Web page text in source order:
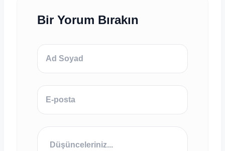
Bir Yorum Bırakın